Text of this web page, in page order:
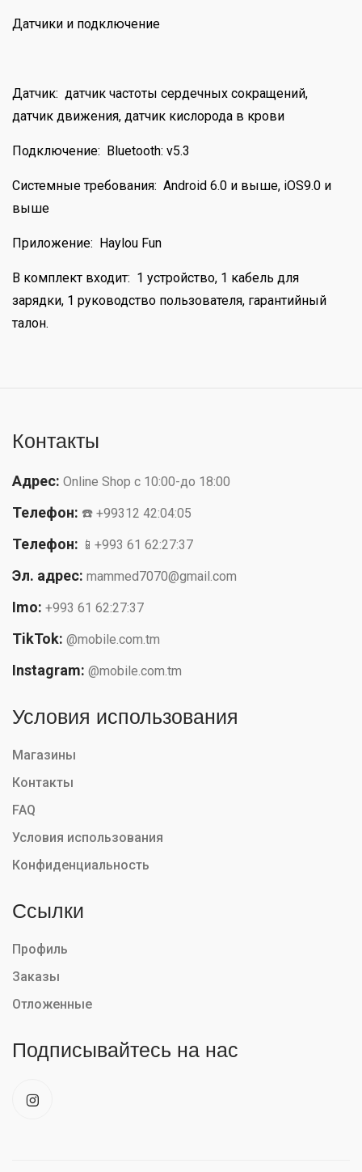
Датчики и подключение
Датчик: датчик частоты сердечных сокращений,
датчик движения, датчик кислорода в крови
Подключение: Bluetooth: v5.3
Системные требования: Android 6.0 и выше, iOS9.0 и
выше
Приложение: Haylou Fun
В комплект входит: 1 устройство, 1 кабель для
зарядки, 1 руководство пользователя, гарантийный
талон.
Контакты
Адрес: Online Shop с 10:00-до 18:00
Телефон: ☎️ +99312 42:04:05
Телефон: 📱+993 61 62:27:37
Эл. адрес: mammed7070@gmail.com
Imo: +993 61 62:27:37
TikTok: @mobile.com.tm
Instagram: @mobile.com.tm
Условия использования
Магазины
Контакты
FAQ
Условия использования
Конфиденциальность
Ссылки
Профиль
Заказы
Отложенные
Подписывайтесь на нас